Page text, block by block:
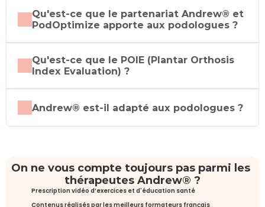
Qu'est-ce que le partenariat Andrew® et
PodOptimize apporte aux podologues ?
Qu'est-ce que le POIE (Plantar Orthosis
Index Evaluation) ?
Andrew® est-il adapté aux podologues ?
On ne vous compte toujours pas parmi les
thérapeutes Andrew® ?
Prescription vidéo d’exercices et d'éducation santé
Contenus réalisés par les meilleurs formateurs français